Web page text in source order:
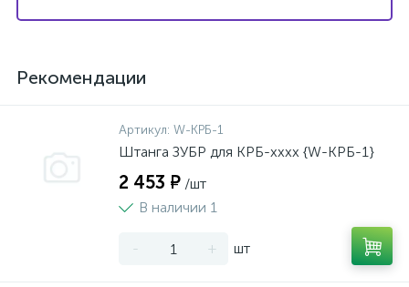
Рекомендации
Артикул: W-КРБ-1
Штанга ЗУБР для КРБ-хххх {W-КРБ-1}
2 453 ₽ /шт
В наличии 1
- + шт